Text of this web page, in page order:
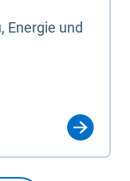
Energie und